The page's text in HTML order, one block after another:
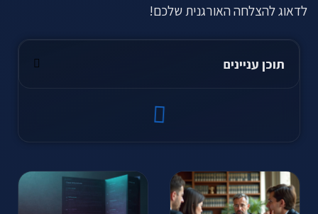
לדאוג להצלחה האורגנית שלכם!
תוכן עניינים